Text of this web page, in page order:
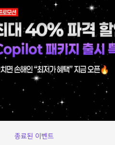
종료된 이벤트